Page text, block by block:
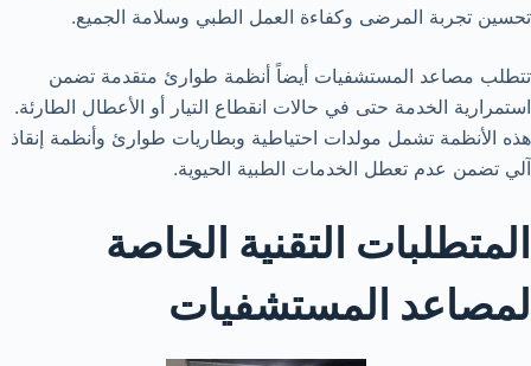
تحسين تجربة المرضى وكفاءة العمل الطبي وسلامة الجميع.
تتطلب مصاعد المستشفيات أيضاً أنظمة طوارئ متقدمة تضمن
استمرارية الخدمة حتى في حالات انقطاع التيار أو الأعطال الطارئة.
هذه الأنظمة تشمل مولدات احتياطية وبطاريات طوارئ وأنظمة إنقاذ
آلي تضمن عدم تعطل الخدمات الطبية الحيوية.
المتطلبات التقنية الخاصة
لمصاعد المستشفيات